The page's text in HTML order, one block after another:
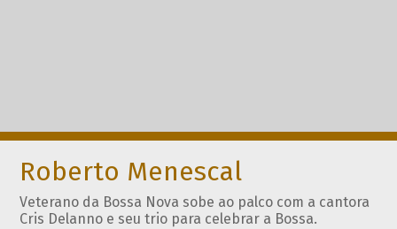
Roberto Menescal
Veterano da Bossa Nova sobe ao palco com a cantora
Cris Delanno e seu trio para celebrar a Bossa.